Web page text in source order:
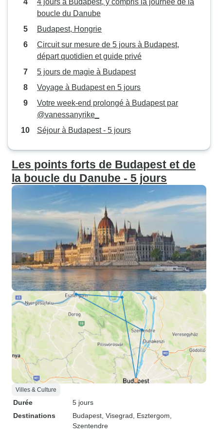
4 jours à Budapest, y compris la journée de la
boucle du Danube
Budapest, Hongrie
Circuit sur mesure de 5 jours à Budapest,
départ quotidien et guide privé
5 jours de magie à Budapest
Voyage à Budapest en 5 jours
Votre week-end prolongé à Budapest par
@vanessanyrike_
Séjour à Budapest - 5 jours
Les points forts de Budapest et de
la boucle du Danube - 5 jours
Villes & Culture
Durée
5 jours
Destinations
Budapest , Visegrad , Esztergom
Szentendre